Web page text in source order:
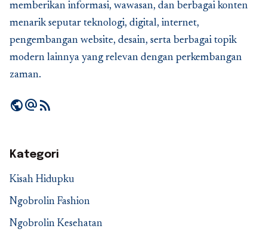
memberikan informasi, wawasan, dan berbagai konten
menarik seputar teknologi, digital, internet,
pengembangan website, desain, serta berbagai topik
modern lainnya yang relevan dengan perkembangan
zaman.
publicalternate_emailrss_feed
Kategori
Kisah Hidupku
Ngobrolin Fashion
Ngobrolin Kesehatan